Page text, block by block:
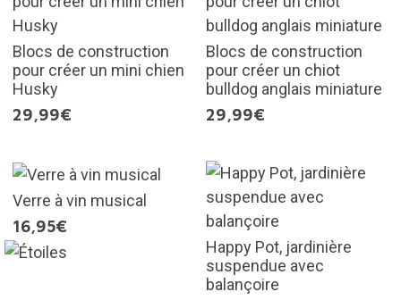
Blocs de construction
pour créer un mini chien
Husky
29,99€
Blocs de construction
pour créer un chiot
bulldog anglais miniature
29,99€
Verre à vin musical
16,95€
Happy Pot, jardinière
suspendue avec
balançoire